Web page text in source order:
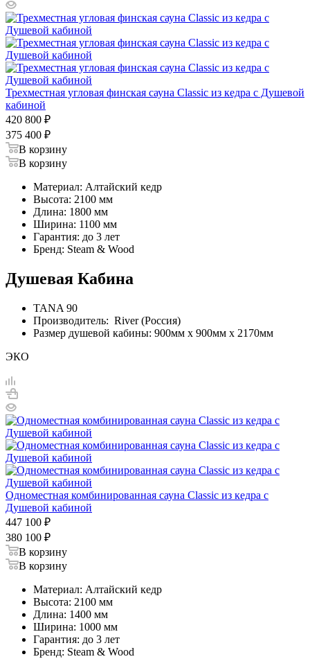
Трехместная угловая финская сауна Classic из кедра с Душевой
кабиной
420 800 ₽
375 400 ₽
В корзину
В корзину
Материал: Алтайский кедр
Высота: 2100 мм
Длина: 1800 мм
Ширина: 1100 мм
Гарантия: до 3 лет
Бренд: Steam & Wood
Душевая Кабина
TANA 90
Производитель: River (Россия)
Размер душевой кабины: 900мм х 900мм х 2170мм
ЭКО
Одноместная комбинированная сауна Classic из кедра с
Душевой кабиной
447 100 ₽
380 100 ₽
В корзину
В корзину
Материал: Алтайский кедр
Высота: 2100 мм
Длина: 1400 мм
Ширина: 1000 мм
Гарантия: до 3 лет
Бренд: Steam & Wood